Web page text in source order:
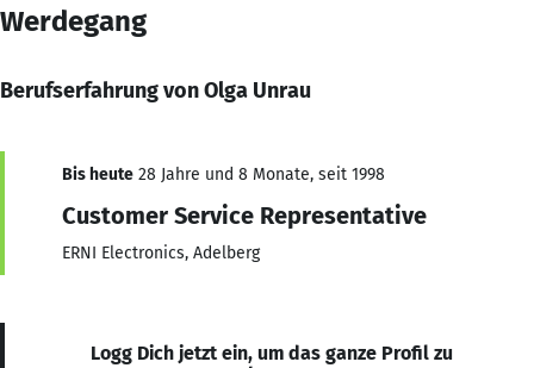
Werdegang
Berufserfahrung von Olga Unrau
Bis heute 28 Jahre und 8 Monate, seit 1998
Customer Service Representative
ERNI Electronics, Adelberg
Logg Dich jetzt ein, um das ganze Profil zu